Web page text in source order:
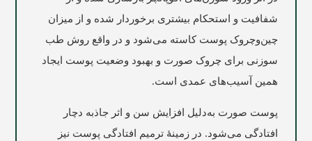
شفافیت و استحکام بیشتری برخوردار شده و از میزان
چین‌وچروک پوست کاسته می‌شود و در واقع روش طب
سوزنی برای چروک صورت و بهبود وضعیت پوست ایجاد
همین آسیب‌های عمدی است.
پوست صورت به‌دلیل افزایش سن و اثر جاذبه دچار
افتادگی می‌شود. در زمینۀ ترمیم افتادگی پوست نیز